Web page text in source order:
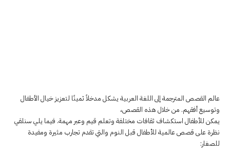
عالم القصص المترجمة إلى اللغة العربية يشكل مدخلاً ثمينًا لتعزيز خيال الأطفال
وتوسيع أفقهم. من خلال هذه القصص،
يمكن للأطفال استكشاف ثقافات مختلفة وتعلم قيم وعبر مهمة. فيما يلي سنلقي
نظرة على قصص عالمية للأطفال قبل النوم والتي تقدم تجارب مثيرة ومفيدة
للصغار: